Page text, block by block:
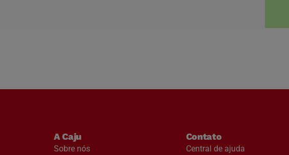
A Caju
Sobre nós
Contato
Central de ajuda